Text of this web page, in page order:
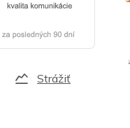
Strážiť